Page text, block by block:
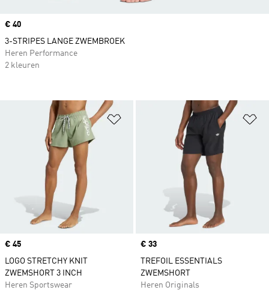
Op verlanglijst zetten
Price
€ 45
LOGO STRETCHY KNIT
ZWEMSHORT 3 INCH
Heren Sportswear
Price
€ 33
TREFOIL ESSENTIALS
ZWEMSHORT
Heren Originals
Price
€ 40
3-STRIPES LANGE ZWEMBROEK
Heren Performance
2 kleuren